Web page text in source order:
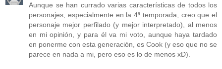
Aunque se han currado varias características de todos los
personajes, especialmente en la 4ª temporada, creo que el
personaje mejor perfilado (y mejor interpretado), al menos
en mi opinión, y para él va mi voto, aunque haya tardado
en ponerme con esta generación, es Cook (y eso que no se
parece en nada a mi, pero eso es lo de menos xD).